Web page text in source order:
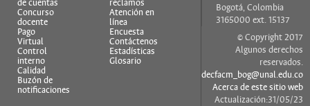
de cuentas
Concurso
docente
Pago
Virtual
Control
interno
Calidad
Buzón de
notificaciones
reclamos
Atención en
línea
Encuesta
Contáctenos
Estadísticas
Glosario
Bogotá, Colombia
3165000 ext. 15137
© Copyright 2017
Algunos derechos
reservados.
decfacm_bog@unal.edu.co
Acerca de este sitio web
Actualización:31/05/23